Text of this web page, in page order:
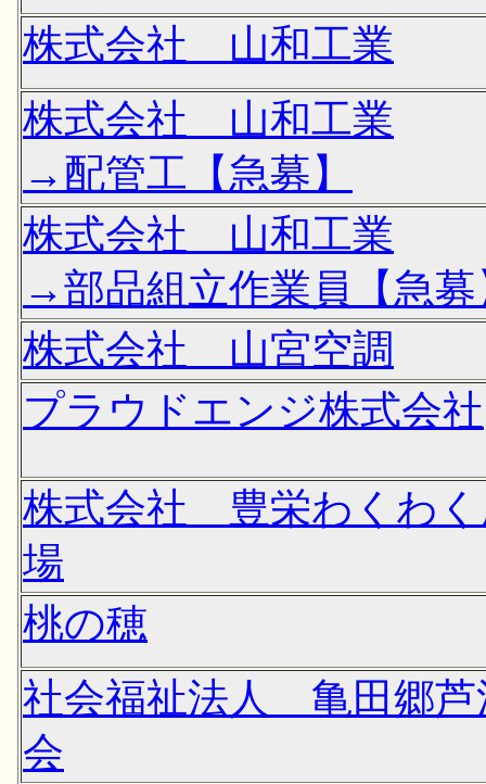
株式会社 山和工業
株式会社 山和工業
→配管工【急募】
株式会社 山和工業
→部品組立作業員【急募
株式会社 山宮空調
プラウドエンジ株式会社
株式会社 豊栄わくわ
場
桃の穂
社会福祉法人 亀田郷芦
会